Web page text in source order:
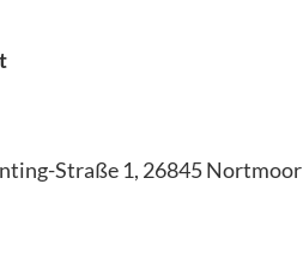
Straße 1, 26845 Nortmoor